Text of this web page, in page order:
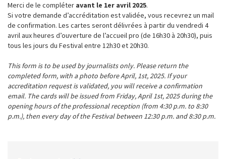
Merci de le compléter avant le 1er avril 2025.
Si votre demande d’accréditation est validée, vous recevrez un mail
de confirmation. Les cartes seront délivrées à partir du vendredi 4
avril aux heures d’ouverture de l’accueil pro (de 16h30 à 20h30), puis
tous les jours du Festival entre 12h30 et 20h30.
This form is to be used by journalists only. Please return the
completed form, with a photo before April, 1st, 2025. If your
accreditation request is validated, you will receive a confirmation
email. The cards will be issued from Friday, April 1st, 2025 during the
opening hours of the professional reception (from 4:30 p.m. to 8:30
p.m.), then every day of the Festival between 12:30 p.m. and 8:30 p.m.